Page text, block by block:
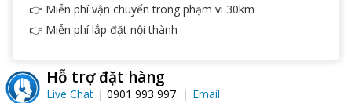
👉 Miễn phí vận chuyển trong phạm vi 30km
👉 Miễn phí lắp đặt nội thành
Hỗ trợ đặt hàng
Live Chat 0901 993 997 Email